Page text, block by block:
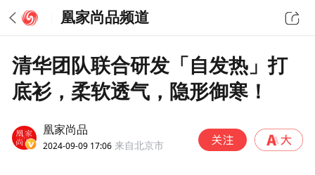
凰家尚品频道
清华团队联合研发「自发热」打
底衫，柔软透气，隐形御寒！
凰家尚品
2024-09-09 17:06 来自北京市